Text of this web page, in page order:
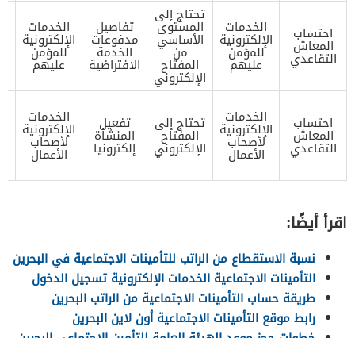
احتساب
المعاش
التقاعدي
الخدمات
الإلكترونية
للمؤمن
عليهم
تحتاج إلى
المستوى
الأساسي
من
المفتاح
الإلكتروني
تفاصيل
مدفوعات
الخدمة
الافتراضية
الخدمات
الإلكترونية
للمؤمن
عليهم
احتساب
المعاش
التقاعدي
الخدمات
الإلكترونية
لأصحاب
الأعمال
تحتاج إلى
المفتاح
الإلكتروني
تفعيل
المنشأة
إلكترونيا
الخدمات
الإلكترونية
لأصحاب
الأعمال
اقرأ أيضًا:
نسبة الاستقطاع من الراتب للتأمينات الاجتماعية في البحرين
التأمينات الاجتماعية الخدمات الإلكترونية تسجيل الدخول
طريقة حساب التأمينات الاجتماعية من الراتب البحرين
رابط موقع التأمينات الاجتماعية أون لاين البحرين